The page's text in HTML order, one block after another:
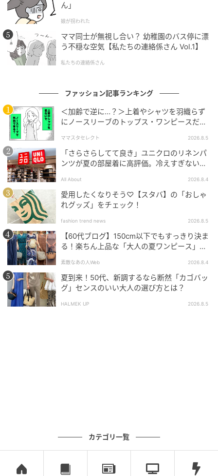
出典：and ST
【niko and ...】「厚底コンビサンダル」¥5,500（税
込）
一点投入でトレンド感を醸すバンダナ柄のハ
ット
ん」
娘が拐われた
ママ同士が無視し合い？ 幼稚園のバス停に漂
う不穏な空気【私たちの連絡係さん Vol.1】
私たちの連絡係さん
ファッション記事ランキング
＜加齢で逆に…？＞上着やシャツを羽織らず
にノースリーブのトップス・ワンピースだけ
ママスタセレクト 2026.8.5
「さらさらしてて良き」ユニクロのリネンパ
ンツが夏の部屋着に高評価。冷えすぎない肌
All About 2026.8.4
愛用したくなりそう♡【スタバ】の「おしゃ
れグッズ」をチェック！
fashion trend news 2026.8.5
【60代ブログ】150cm以下でもすっきり決ま
る！楽ちん上品な「大人の夏ワンピース」コ
素敵なあの人Web 2026.8.4
夏到来！50代、新調するなら断然「カゴバッ
グ」センスのいい大人の選び方とは？
HALMEK UP 2026.8.5
カテゴリ一覧